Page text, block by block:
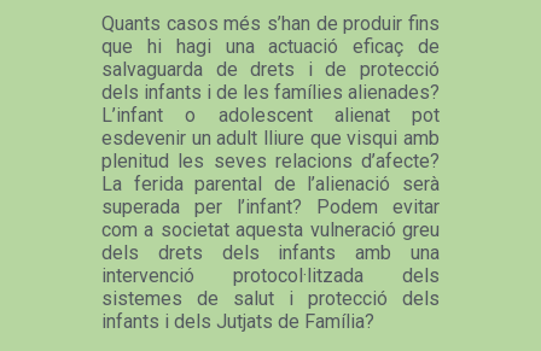
Quants casos més s’han de produir fins
que hi hagi una actuació eficaç de
salvaguarda de drets i de protecció
dels infants i de les famílies alienades?
L’infant o adolescent alienat pot
esdevenir un adult lliure que visqui amb
plenitud les seves relacions d’afecte?
La ferida parental de l’alienació serà
superada per l’infant? Podem evitar
com a societat aquesta vulneració greu
dels drets dels infants amb una
intervenció protocol·litzada dels
sistemes de salut i protecció dels
infants i dels Jutjats de Família?